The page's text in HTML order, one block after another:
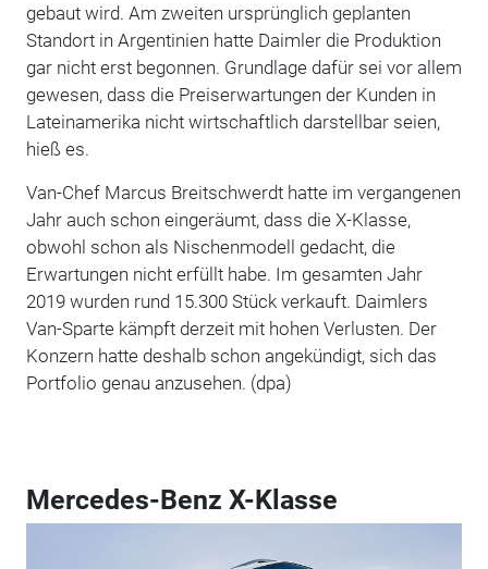
gebaut wird. Am zweiten ursprünglich geplanten
Standort in Argentinien hatte Daimler die Produktion
gar nicht erst begonnen. Grundlage dafür sei vor allem
gewesen, dass die Preiserwartungen der Kunden in
Lateinamerika nicht wirtschaftlich darstellbar seien,
hieß es.
Van-Chef Marcus Breitschwerdt hatte im vergangenen
Jahr auch schon eingeräumt, dass die X-Klasse,
obwohl schon als Nischenmodell gedacht, die
Erwartungen nicht erfüllt habe. Im gesamten Jahr
2019 wurden rund 15.300 Stück verkauft. Daimlers
Van-Sparte kämpft derzeit mit hohen Verlusten. Der
Konzern hatte deshalb schon angekündigt, sich das
Portfolio genau anzusehen. (dpa)
Mercedes-Benz X-Klasse